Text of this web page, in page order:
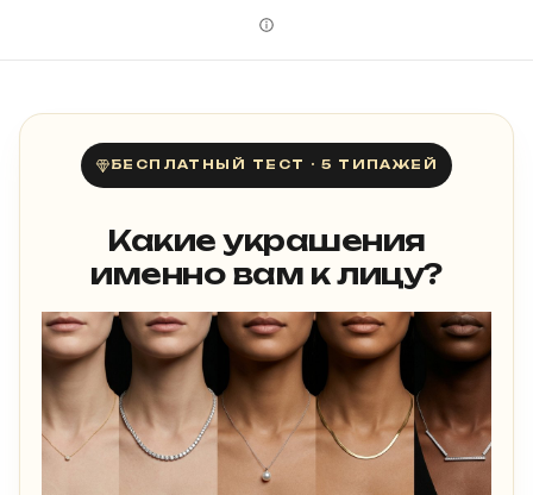
БЕСПЛАТНЫЙ ТЕСТ · 5 ТИПАЖЕЙ
Какие украшения
именно вам к лицу?